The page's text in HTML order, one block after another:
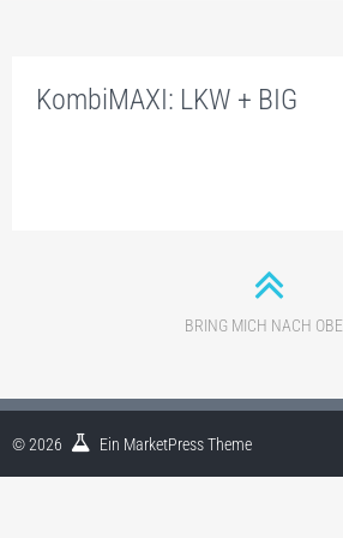
ROLLY STANDARD O.ZUL.
ROLLY BIG O.ZUL.
KombiMAXI: LKW + BIG
BRING MICH NACH
© 2026 Ein MarketPressTheme